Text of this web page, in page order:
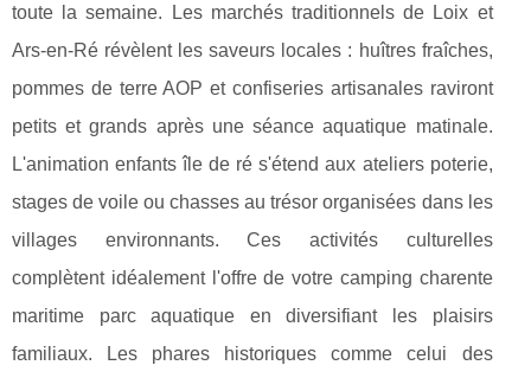
toute la semaine. Les marchés traditionnels de Loix et
Ars-en-Ré révèlent les saveurs locales : huîtres fraîches,
pommes de terre AOP et confiseries artisanales raviront
petits et grands après une séance aquatique matinale.
L'animation enfants île de ré s'étend aux ateliers poterie,
stages de voile ou chasses au trésor organisées dans les
villages environnants. Ces activités culturelles
complètent idéalement l'offre de votre camping charente
maritime parc aquatique en diversifiant les plaisirs
familiaux. Les phares historiques comme celui des